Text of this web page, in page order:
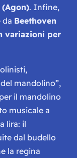
(Agon). Infine,
Beethoven
variazioni per
mandolino”,
il mandolino
musicale a
lira: il
dal budello
la regina